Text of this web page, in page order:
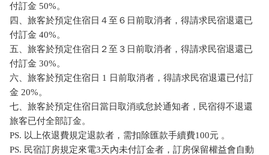
付訂金 50%。
四、旅客於預定住宿日４至６日前取消者，得請求民宿退還已
付訂金 40%。
五、旅客於預定住宿日２至３日前取消者，得請求民宿退還已
付訂金 30%。
六、旅客於預定住宿日 1 日前取消者，得請求民宿退還已付訂
金 20%。
七、旅客於預定住宿日當日取消或怠於通知者，民宿得不退還
旅客已付全部訂金。
PS. 以上依退費規定退款者，需扣除匯款手續費100元 。
PS. 民宿訂房規定來電3天內未付訂金者，訂房保留權益會自動